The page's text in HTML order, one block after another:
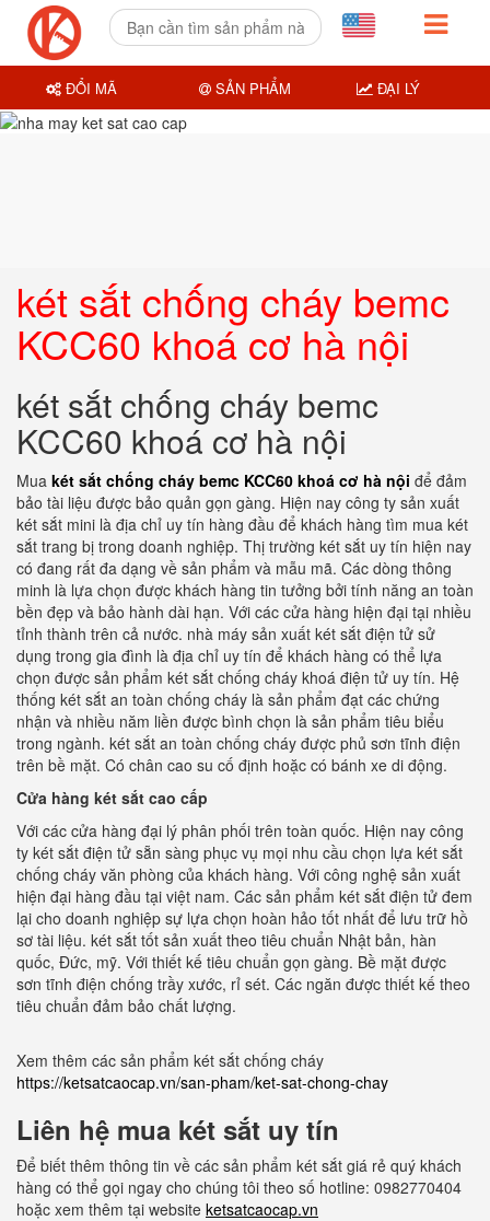
két sắt chống cháy bemc
KCC60 khoá cơ hà nội
két sắt chống cháy bemc
KCC60 khoá cơ hà nội
Mua két sắt chống cháy bemc KCC60 khoá cơ hà nội để đảm
bảo tài liệu được bảo quản gọn gàng. Hiện nay công ty sản xuất
két sắt mini là địa chỉ uy tín hàng đầu để khách hàng tìm mua két
sắt trang bị trong doanh nghiệp. Thị trường két sắt uy tín hiện nay
có đang rất đa dạng về sản phẩm và mẫu mã. Các dòng thông
minh là lựa chọn được khách hàng tin tưởng bởi tính năng an toàn
bền đẹp và bảo hành dài hạn. Với các cửa hàng hiện đại tại nhiều
tỉnh thành trên cả nước. nhà máy sản xuất két sắt điện tử sử
dụng trong gia đình là địa chỉ uy tín để khách hàng có thể lựa
chọn được sản phẩm két sắt chống cháy khoá điện tử uy tín. Hệ
thống két sắt an toàn chống cháy là sản phẩm đạt các chứng
nhận và nhiều năm liền được bình chọn là sản phẩm tiêu biểu
trong ngành. két sắt an toàn chống cháy được phủ sơn tĩnh điện
trên bề mặt. Có chân cao su cố định hoặc có bánh xe di động.
Cửa hàng két sắt cao cấp
Với các cửa hàng đại lý phân phối trên toàn quốc. Hiện nay công
ty két sắt điện tử sẵn sàng phục vụ mọi nhu cầu chọn lựa két sắt
chống cháy văn phòng của khách hàng. Với công nghệ sản xuất
hiện đại hàng đầu tại việt nam. Các sản phẩm két sắt điện tử đem
lại cho doanh nghiệp sự lựa chọn hoàn hảo tốt nhất để lưu trữ hồ
sơ tài liệu. két sắt tốt sản xuất theo tiêu chuẩn Nhật bản, hàn
quốc, Đức, mỹ. Với thiết kế tiêu chuẩn gọn gàng. Bề mặt được
sơn tĩnh điện chống trầy xước, rỉ sét. Các ngăn được thiết kế theo
tiêu chuẩn đảm bảo chất lượng.
Xem thêm các sản phẩm két sắt chống cháy
https://ketsatcaocap.vn/san-pham/ket-sat-chong-chay
Liên hệ mua két sắt uy tín
Để biết thêm thông tin về các sản phẩm két sắt giá rẻ quý khách
hàng có thể gọi ngay cho chúng tôi theo số hotline: 0982770404
hoặc xem thêm tại website ketsatcaocap.vn
ĐỔI MÃ SẢN PHẨM ĐẠI LÝ